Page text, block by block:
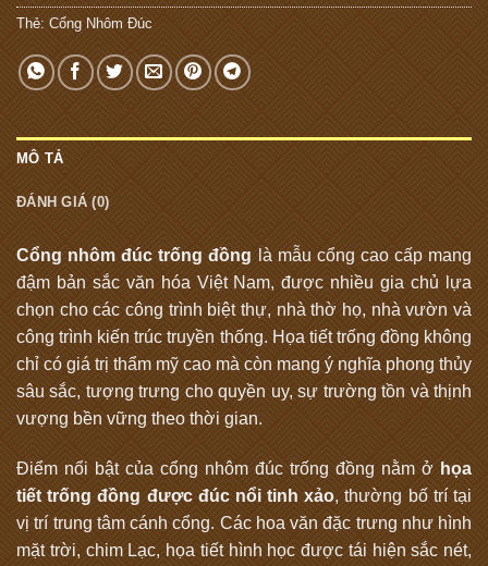
Thẻ: Cổng Nhôm Đúc
MÔ TẢ
ĐÁNH GIÁ (0)
Cổng nhôm đúc trống đồng là mẫu cổng cao cấp mang
đậm bản sắc văn hóa Việt Nam, được nhiều gia chủ lựa
chọn cho các công trình biệt thự, nhà thờ họ, nhà vườn và
công trình kiến trúc truyền thống. Họa tiết trống đồng không
chỉ có giá trị thẩm mỹ cao mà còn mang ý nghĩa phong thủy
sâu sắc, tượng trưng cho quyền uy, sự trường tồn và thịnh
vượng bền vững theo thời gian.
Điểm nổi bật của cổng nhôm đúc trống đồng nằm ở họa
tiết trống đồng được đúc nổi tinh xảo, thường bố trí tại
vị trí trung tâm cánh cổng. Các hoa văn đặc trưng như hình
mặt trời, chim Lạc, họa tiết hình học được tái hiện sắc nét,